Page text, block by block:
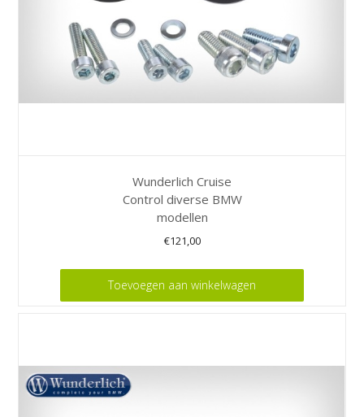
Wunderlich Cruise
Control diverse BMW
modellen
€121,00
Toevoegen aan winkelwagen